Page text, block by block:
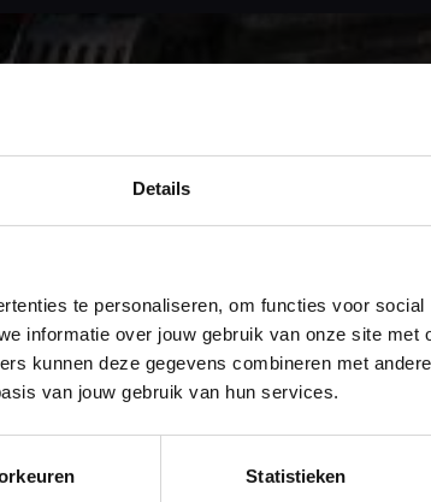
Details
te personaliseren, om functies voor
informatie over jouw gebruik van onze site met
kunnen deze gegevens combineren met
van jouw gebruik van hun services.
Statistieken